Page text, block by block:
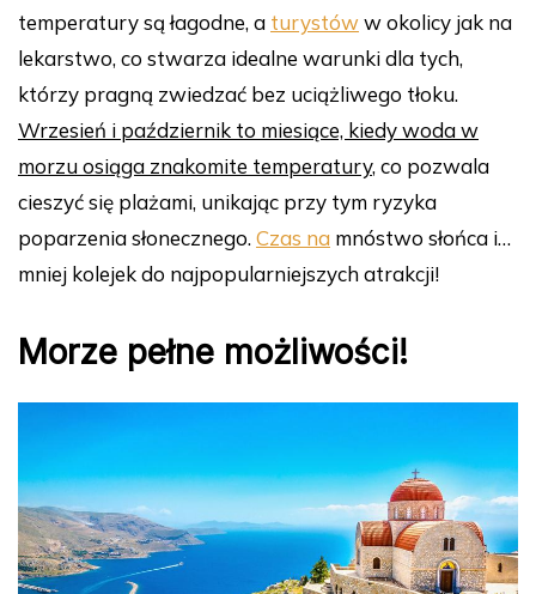
temperatury są łagodne, a turystóww okolicy jak na
lekarstwo, co stwarza idealne warunki dla tych,
którzy pragną zwiedzać bez uciążliwego tłoku.
Wrzesień i październik to miesiące, kiedy woda w
morzu osiąga znakomite temperatury, co pozwala
cieszyć się plażami, unikając przy tym ryzyka
poparzenia słonecznego. Czas na mnóstwo słońca i…
mniej kolejek do najpopularniejszych atrakcji!
Morze pełne możliwości!